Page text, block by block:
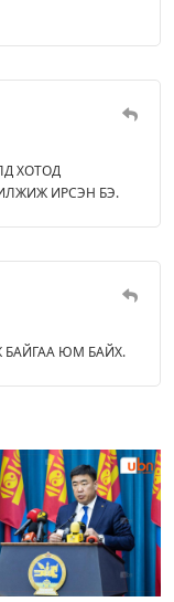
ХОТОД
ИРСЭН БЭ.
ЮМ БАЙХ.